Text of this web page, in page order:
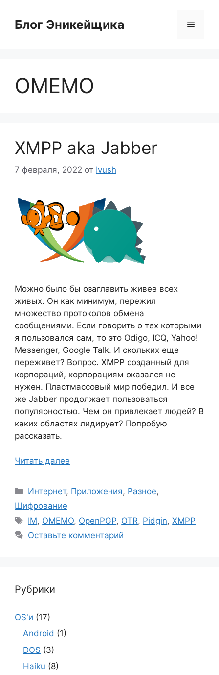
содержимому
Блог Эникейщика Меню
OMEMO
XMPP aka Jabber
7 февраля, 2022 от Ivush
Можно было бы озаглавить живее всех
живых. Он как минимум, пережил
множество протоколов обмена
сообщениями. Если говорить о тех которыми
я пользовался сам, то это Odigo, ICQ, Yahoo!
Messenger, Google Talk. И скольких еще
переживет? Вопрос. XMPP созданный для
корпораций, корпорациям оказался не
нужен. Пластмассовый мир победил. И все
же Jabber продолжает пользоваться
популярностью. Чем он привлекает людей? В
каких областях лидирует? Попробую
рассказать.
Читать далее
Рубрики
Интернет, Приложения, Разное,
Шифрование
Метки
IM, OMEMO, OpenPGP, OTR, Pidgin,XMPP
Оставьте комментарий
Рубрики
OS'и (17)
Android (1)
DOS (3)
Haiku (8)